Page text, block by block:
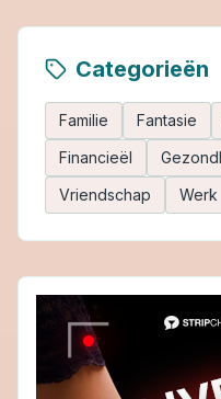
Categorieën
Familie Fantasie
Financieël
Vriendschap
Werk